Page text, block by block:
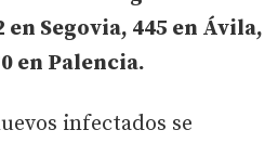
Segovia, 445 en Ávila,
en Palencia.
infectados se